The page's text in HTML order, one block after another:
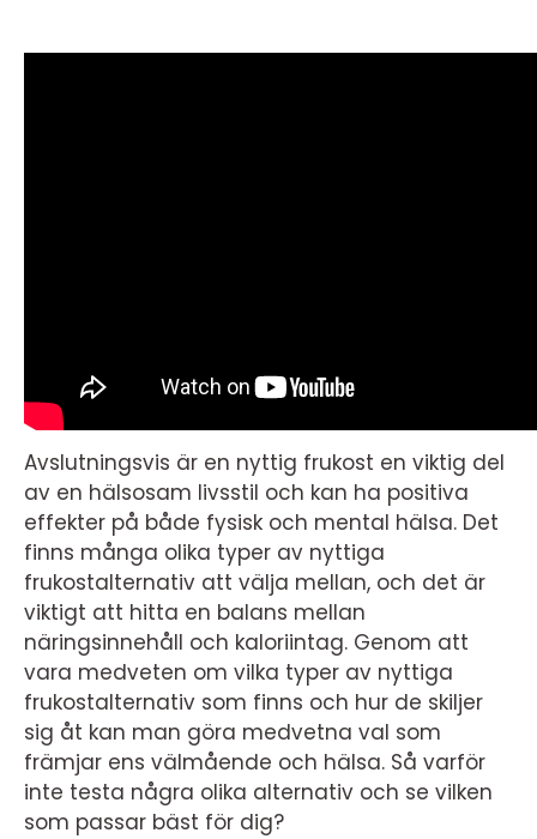
Avslutningsvis är en nyttig frukost en viktig del
av en hälsosam livsstil och kan ha positiva
effekter på både fysisk och mental hälsa. Det
finns många olika typer av nyttiga
frukostalternativ att välja mellan, och det är
viktigt att hitta en balans mellan
näringsinnehåll och kaloriintag. Genom att
vara medveten om vilka typer av nyttiga
frukostalternativ som finns och hur de skiljer
sig åt kan man göra medvetna val som
främjar ens välmående och hälsa. Så varför
inte testa några olika alternativ och se vilken
som passar bäst för dig?